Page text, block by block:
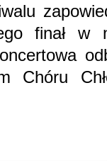
finał w
Chóru